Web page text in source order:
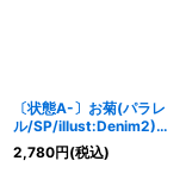
〔状態A-〕お菊(パラレ
ル/SP/illust:Denim2)
【SP】{OP01-
035[OP07]}
2,780円(税込)